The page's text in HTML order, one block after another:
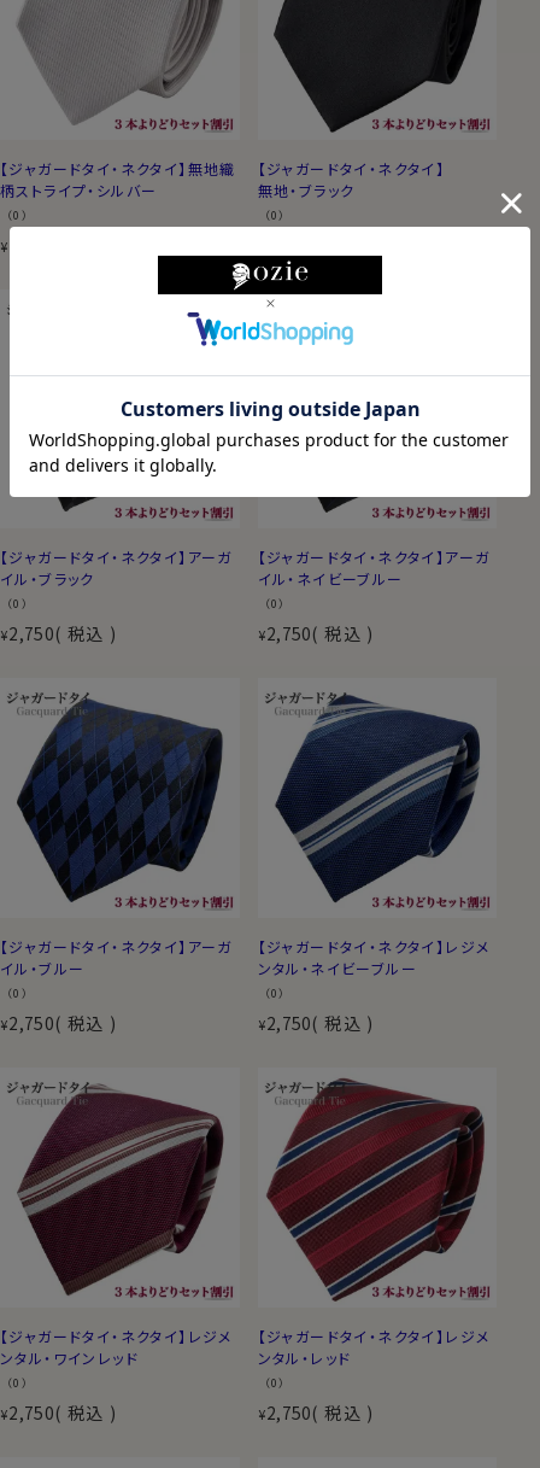
【ジャガードタイ・ネクタイ】無地織
柄ストライプ・シルバー
（0）
¥
【ジャガードタイ・ネクタイ】
無地・ブラック
（0）
【ジャガードタイ・ネクタイ】アーガ
イル・ブラック
（0）
¥2,750 税込
【ジャガードタイ・ネクタイ】アーガ
イル・ネイビーブルー
（0）
¥2,750 税込
【ジャガードタイ・ネクタイ】アーガ
イル・ブルー
（0）
¥2,750 税込
【ジャガードタイ・ネクタイ】レジメ
ンタル・ネイビーブルー
（0）
¥2,750 税込
【ジャガードタイ・ネクタイ】レジメ
ンタル・ワインレッド
（0）
¥2,750 税込
【ジャガードタイ・ネクタイ】レジメ
ンタル・レッド
（0）
¥2,750 税込